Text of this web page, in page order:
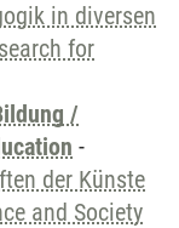
in diversen
for
/
-
der Künste
and Society